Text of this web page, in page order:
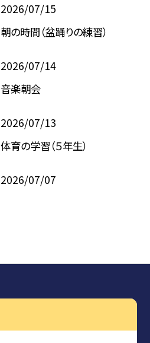
2026/07/15
朝の時間（盆踊りの練習）
2026/07/14
音楽朝会
2026/07/13
体育の学習（５年生）
2026/07/07